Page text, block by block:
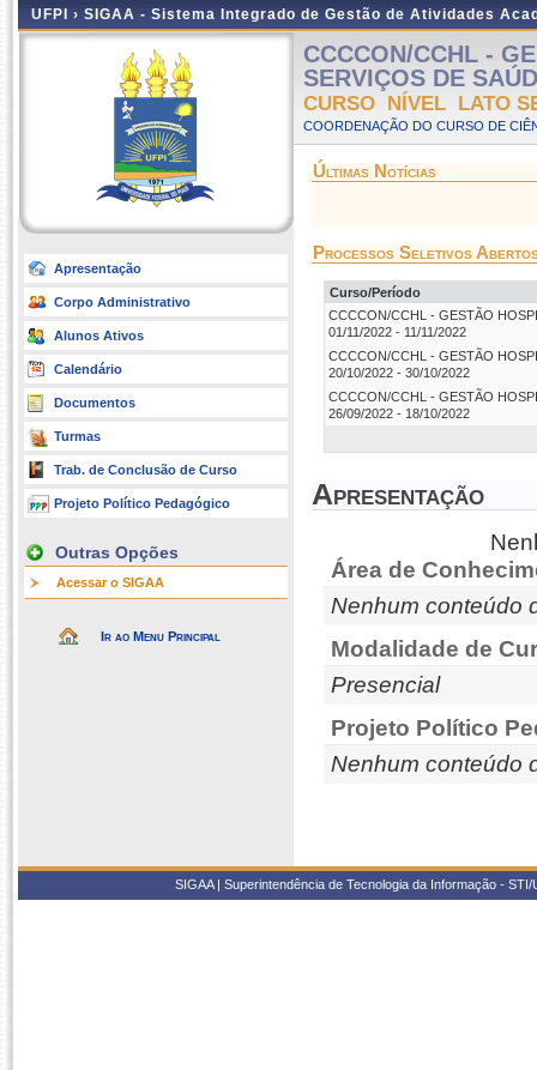
UFPI › SIGAA - Sistema Integrado de Gestão de Atividades
Apresentação
Corpo Administrativo
Alunos Ativos
Calendário
Documentos
Turmas
Trab. de Conclusão de Curso
Projeto Político Pedagógico
Outras Opções
Acessar o SIGAA
Ir ao Menu Principal
CCCCON/CCHL -
SERVIÇOS DE
CURSO NÍVEL LATO
COORDENAÇÃO DO CURSO DE
Últimas Notícias
Processos Seletivos
Curso/Período
CCCCON/CCHL - GESTÃO
01/11/2022 - 11/11/2022
CCCCON/CCHL - GESTÃO
20/10/2022 - 30/10/2022
CCCCON/CCHL - GESTÃO
26/09/2022 - 18/10/2022
Apresentação
Área de
Nenhum conteúdo
Modalidade de
Presencial
Projeto Político
Nenhum conteúdo
SIGAA | Superintendência de Tecnologia da Informação -